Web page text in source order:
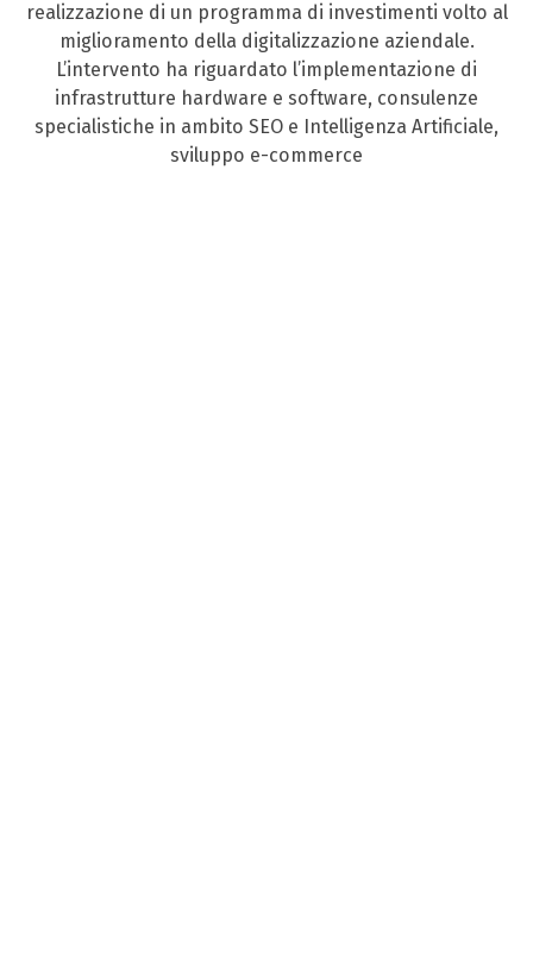
realizzazione di un programma di investimenti volto al
miglioramento della digitalizzazione aziendale.
L’intervento ha riguardato l’implementazione di
infrastrutture hardware e software, consulenze
specialistiche in ambito SEO e Intelligenza Artificiale,
sviluppo e-commerce